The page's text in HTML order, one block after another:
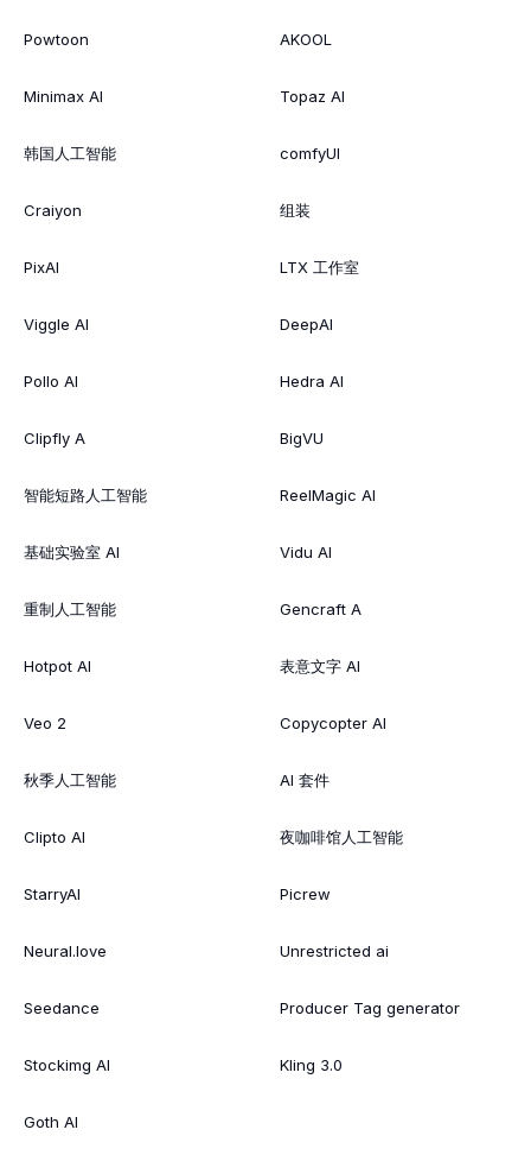
Powtoon
Minimax AI
韩国人工智能
Craiyon
PixAI
Viggle AI
Pollo AI
Clipfly A
智能短路人工智能
基础实验室 AI
重制人工智能
Hotpot AI
Veo 2
秋季人工智能
Clipto AI
StarryAI
Neural.love
Seedance
Stockimg AI
Goth AI
AKOOL
Topaz AI
comfyUI
组装
LTX 工作室
DeepAI
Hedra AI
BigVU
ReelMagic AI
Vidu AI
Gencraft A
表意文字 AI
Copycopter AI
AI 套件
夜咖啡馆人工智能
Picrew
Unrestricted ai
Producer Tag generator
Kling 3.0